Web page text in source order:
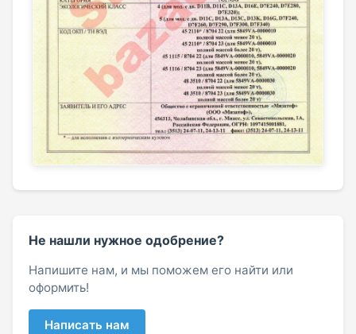
Не нашли нужное одобрение?
Напишите нам, и мы поможем его найти или
оформить!
Написать нам